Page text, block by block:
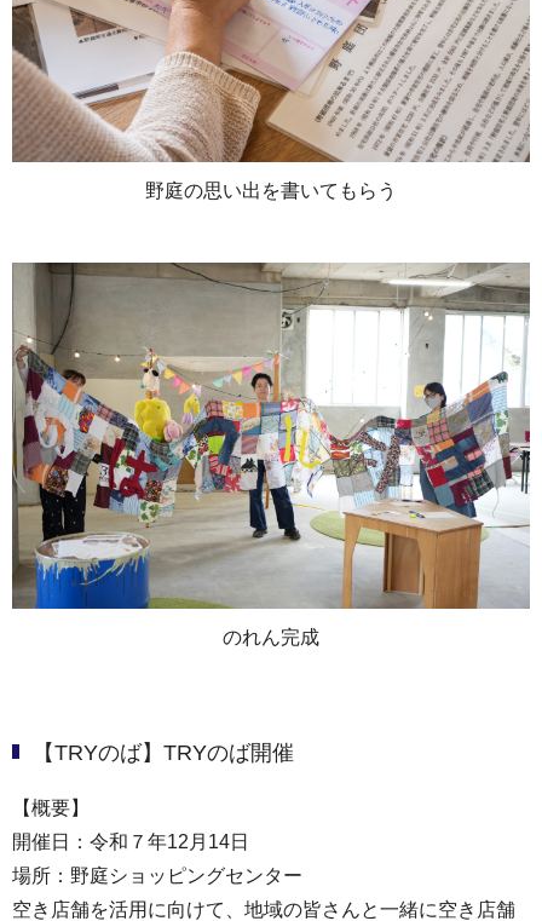
野庭の思い出を書いてもらう
のれん完成
【TRYのば】TRYのば開催
【概要】
開催日：令和７年12月14日
場所：野庭ショッピングセンター
空き店舗を活用に向けて、地域の皆さんと一緒に空き店舗